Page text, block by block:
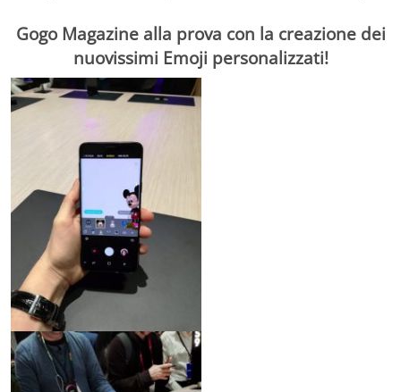
Gogo Magazine alla prova con la creazione dei
nuovissimi Emoji personalizzati!